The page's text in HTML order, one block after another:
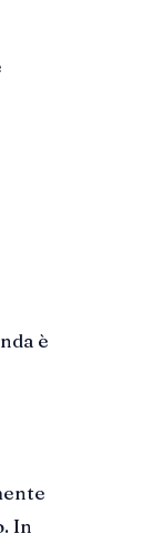
è
In